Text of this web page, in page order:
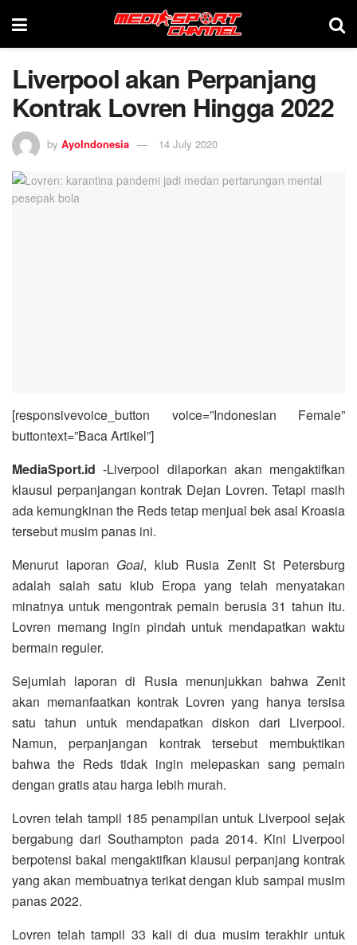
Liverpool akan Perpanjang
Kontrak Lovren Hingga 2022
by AyoIndonesia 14 July 2020
[responsivevoice_button voice=”Indonesian Female”
buttontext=”Baca Artikel”]
MediaSport.id -Liverpool dilaporkan akan mengaktifkan
klausul perpanjangan kontrak Dejan Lovren. Tetapi masih
ada kemungkinan the Reds tetap menjual bek asal Kroasia
tersebut musim panas ini.
Menurut laporan Goal, klub Rusia Zenit St Petersburg
adalah salah satu klub Eropa yang telah menyatakan
minatnya untuk mengontrak pemain berusia 31 tahun itu.
Lovren memang ingin pindah untuk mendapatkan waktu
bermain reguler.
Sejumlah laporan di Rusia menunjukkan bahwa Zenit
akan memanfaatkan kontrak Lovren yang hanya tersisa
satu tahun untuk mendapatkan diskon dari Liverpool.
Namun, perpanjangan kontrak tersebut membuktikan
bahwa the Reds tidak ingin melepaskan sang pemain
dengan gratis atau harga lebih murah.
Lovren telah tampil 185 penampilan untuk Liverpool sejak
bergabung dari Southampton pada 2014. Kini Liverpool
berpotensi bakal mengaktifkan klausul perpanjang kontrak
yang akan membuatnya terikat dengan klub sampai musim
panas 2022.
Lovren telah tampil 33 kali di dua musim terakhir untuk